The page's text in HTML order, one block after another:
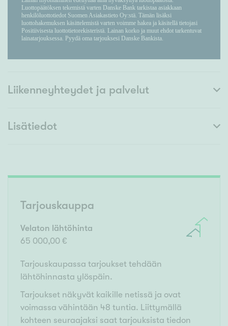
Liikenneyhteydet ja palvelut
Lisätiedot
Tarjouskauppa
Velaton lähtöhinta
65 000,00 €
Tarjouskaupassa tarjoukset tehdään
lähtöhinnasta ylöspäin.
Tarjoukset näkyvät kaikille netissä ja ovat
voimassa vähintään 48 tuntia. Liittymällä
kohteen seuraajaksi saat tarjouksista tiedon